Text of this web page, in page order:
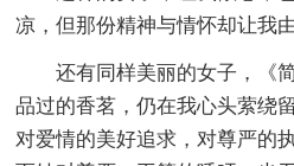
凉，但那份精神与情怀却让我
还有同样美丽的女子，《
品过的香茗，仍在我心头萦绕
对爱情的美好追求，对尊严的